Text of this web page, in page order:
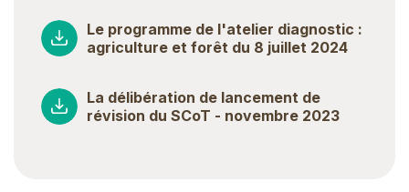
Le programme de l'atelier diagnostic :
agriculture et forêt du 8 juillet 2024
La délibération de lancement de
révision du SCoT - novembre 2023